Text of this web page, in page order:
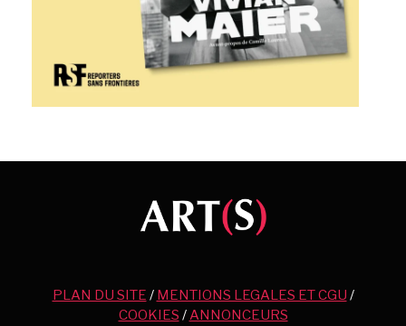
PLAN DU SITE / MENTIONS LEGALES ET CGU /
COOKIES /ANNONCEURS